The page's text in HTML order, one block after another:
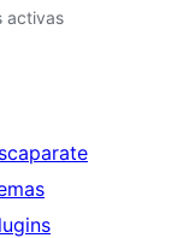
activas